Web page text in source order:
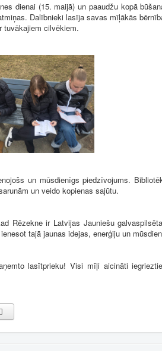
dienai (15. maijā) un paaudžu kopā
Dalībnieki lasīja savas mīļākās
tuvākajiem cilvēkiem.
un mūsdienīgs piedzīvojums.
un veido kopienas sajūtu.
Rēzekne ir Latvijas Jauniešu
tajā jaunas idejas, enerģiju un
lasītprieku! Visi mīļi aicināti